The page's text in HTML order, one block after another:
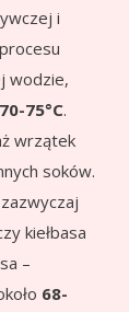
i
wodzie,
70-75°C.
wrzątek
soków.
kiełbasa
–
68-